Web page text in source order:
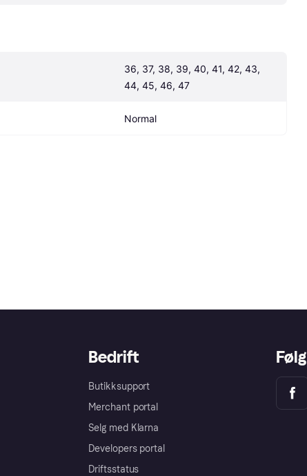
36, 37, 38, 39, 40, 41, 42, 43,
44, 45, 46, 47
Normal
Bedrift
Butikksupport
Merchant portal
Selg med Klarna
Developers portal
Driftsstatus
Følg